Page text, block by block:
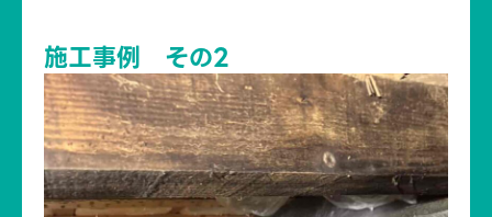
施工事例 その2